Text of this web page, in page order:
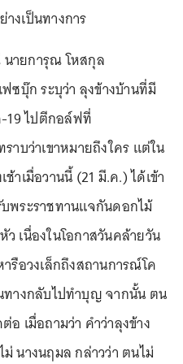
งเป็นทางการ
ายการุณ โหสกุล
ซบุ๊ก ระบุว่า ลุงข้างบ้านที่มี
ไปตีกอล์ฟที่
าบว่าเขาหมายถึงใคร แต่ใน
าเมื่อวานนี้ (21 มี.ค.) ได้เข้า
บพระราชทานแจกันดอกไม้
เนื่องในโอกาสวันคล้ายวัน
รือวงเล็กถึงสถานการณ์โค
ทางกลับไปทำบุญ จากนั้น ตน
เมื่อถามว่า คำว่าลุงข้าง
นางนฤมล กล่าวว่า ตนไม่